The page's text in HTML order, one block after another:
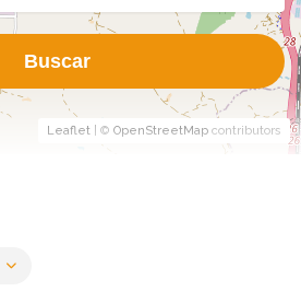
Leaflet | © OpenStreetMap contributors
Buscar